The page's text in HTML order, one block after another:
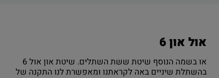
אול און 6
או בשמה הנוסף שיטת ששת השתלים. שיטת און אול 6
בהשתלת שיניים באה לקראתנו ומאפשרת לנו התקנה של